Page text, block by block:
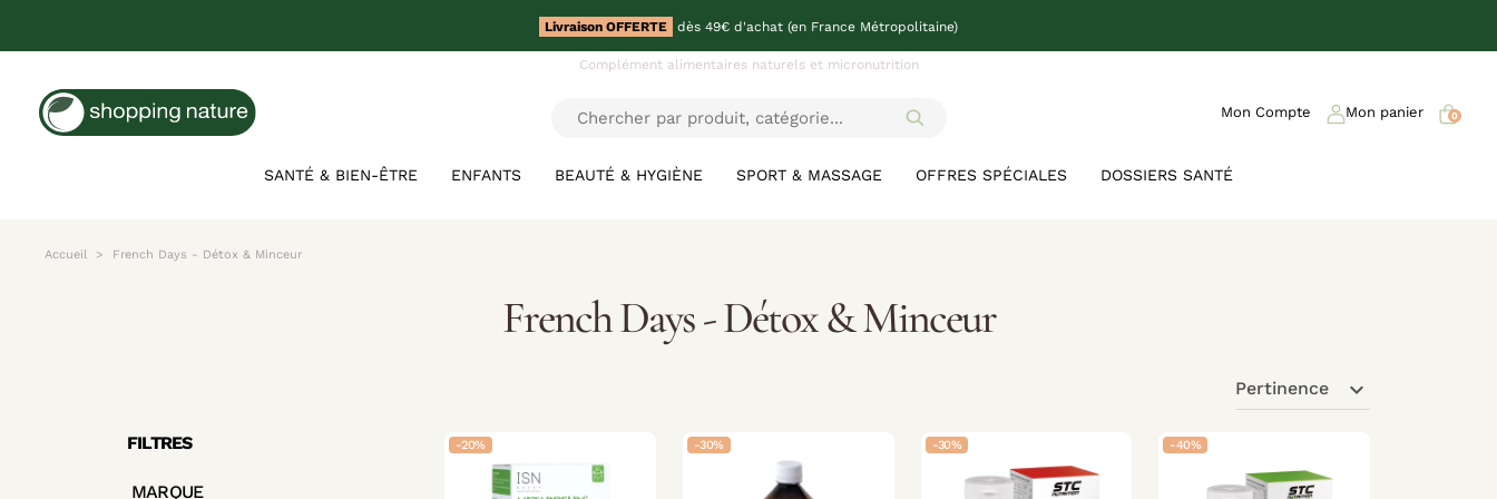
Livraison OFFERTE dès 49€ d'achat (en France Métropolitaine)
Complément alimentaires naturels et micronutrition
SANTÉ & BIEN-ÊTRE ENFANTS BEAUTÉ & HYGIÈNE SPORT & MASSAGE OFFRES SPÉCIALES DOSSIERS SANTÉ
Mon Compte Mon panier 0
Accueil French Days - Détox & Minceur
French Days - Détox & Minceur
Pertinence expand_more
FILTRES
MARQUE
-20% -30% -30% -40%